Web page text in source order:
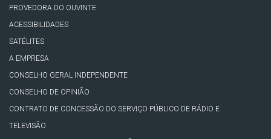
PROVEDORA DO OUVINTE
ACESSIBILIDADES
SATÉLITES
A EMPRESA
CONSELHO GERAL INDEPENDENTE
CONSELHO DE OPINIÃO
CONTRATO DE CONCESSÃO DO SERVIÇO PÚBLICO DE RÁDIO E
TELEVISÃO